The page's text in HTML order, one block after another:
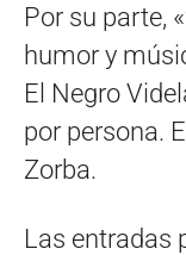
Por su parte, «
humor y
El Negro
por persona.
Zorba.
Las entradas